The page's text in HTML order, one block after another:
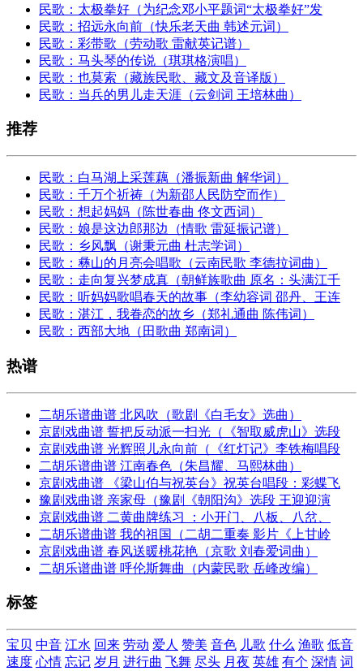
民歌：太极拳好（为纪念邓小平题词“太极拳好”发
民歌：招远永向前（快乐老天曲 韩述元词）
民歌：彩带歌（劳动歌 雷献英记谱）
民歌：马头琴的传说（琪琪格演唱）
民歌：也莫索（藏族民歌、藏文及音译版）
民歌：当兵的男儿走天涯（云剑词 王培林曲）
推荐
民歌：白马湖上采莲藕（潘振新曲 解华词）
民歌：千万个祈祷（为新邵人民防空而作）
民歌：想起妈妈（陈世春曲 佟文西词）
民歌：娘是这边郎那边（情歌 雷延振记谱）
民歌：乡风飘（谢秉元曲 杜志学词）
民歌：彝山的月亮会唱歌（云南民歌 李德拉词曲）
民歌：走向复兴梦成真（朝鲜族歌曲 原名：头满江千
民歌：听妈妈歌唱春天的故事（李幼容词 邵丹、王连
民歌：湛江，我眷恋的故乡（郑礼通曲 陈伟词）
民歌：西部大地（田歌曲 郑南词）
热谱
二胡乐谱曲谱 北风吹（歌剧《白毛女》选曲）
京剧戏曲谱 誓把反动派一扫光（《智取威虎山》选段
京剧戏曲谱 光辉照儿永向前（《红灯记》李铁梅唱段
二胡乐谱曲谱 江南春色（朱昌耀、马熙林曲）
京剧戏曲谱 《梁山伯与祝英台》祝英台唱段：彩蝶飞
豫剧戏曲谱 亲家母（豫剧《朝阳沟》选段 王迎迎演
京剧戏曲谱 二黄曲牌练习 ：小开门、八板、八岔、
二胡乐谱曲谱 我的祖国（二胡二重奏 影片《上甘岭
京剧戏曲谱 春风送暖桃花艳（京歌 刘春爱词曲）
二胡乐谱曲谱 呼伦斯舞曲（内蒙民歌 岳峰改编）
标签
宝贝 中音 江水 回来 劳动 爱人 赞美 音色 儿歌 什么 渔歌 低音
速度 心情 忘记 岁月 进行曲 飞舞 尽头 月夜 英雄 有个 深情 词